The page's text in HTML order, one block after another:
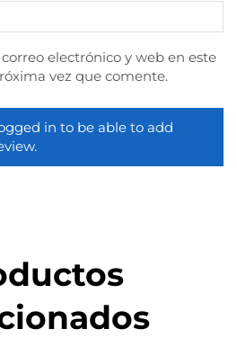
electrónico y web en este
vez que comente.
in to be able to add